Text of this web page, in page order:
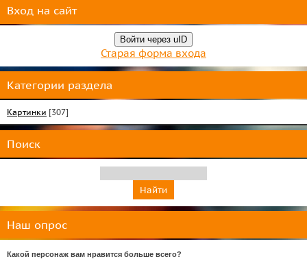
Вход на сайт
Войти через uID
Старая форма входа
Категории раздела
Картинки [307]
Поиск
Наш опрос
Какой персонаж вам нравится больше всего?